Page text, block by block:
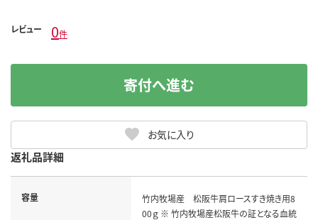
レビュー 0件
お気に入り
寄付へ進む
返礼品詳細
容量
竹内牧場産 松阪牛肩ロースすき焼き用8
00ｇ ※ 竹内牧場産松阪牛の証となる血統